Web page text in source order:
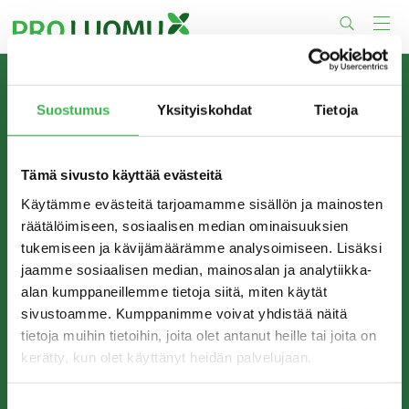
Suostumus Yksityiskohdat Tietoja
Tämä sivusto käyttää evästeitä
Käytämme evästeitä tarjoamamme sisällön ja mainosten
räätälöimiseen, sosiaalisen median ominaisuuksien
tukemiseen ja kävijämäärämme analysoimiseen. Lisäksi
jaamme sosiaalisen median, mainosalan ja analytiikka-
alan kumppaneillemme tietoja siitä, miten käytät
sivustoamme. Kumppanimme voivat yhdistää näitä
tietoja muihin tietoihin, joita olet antanut heille tai joita on
kerätty, kun olet käyttänyt heidän palvelujaan.
to
content
TIETOA MEISTÄ
Pro Luomu on luomualan yhteistyöorganisaatio, joka